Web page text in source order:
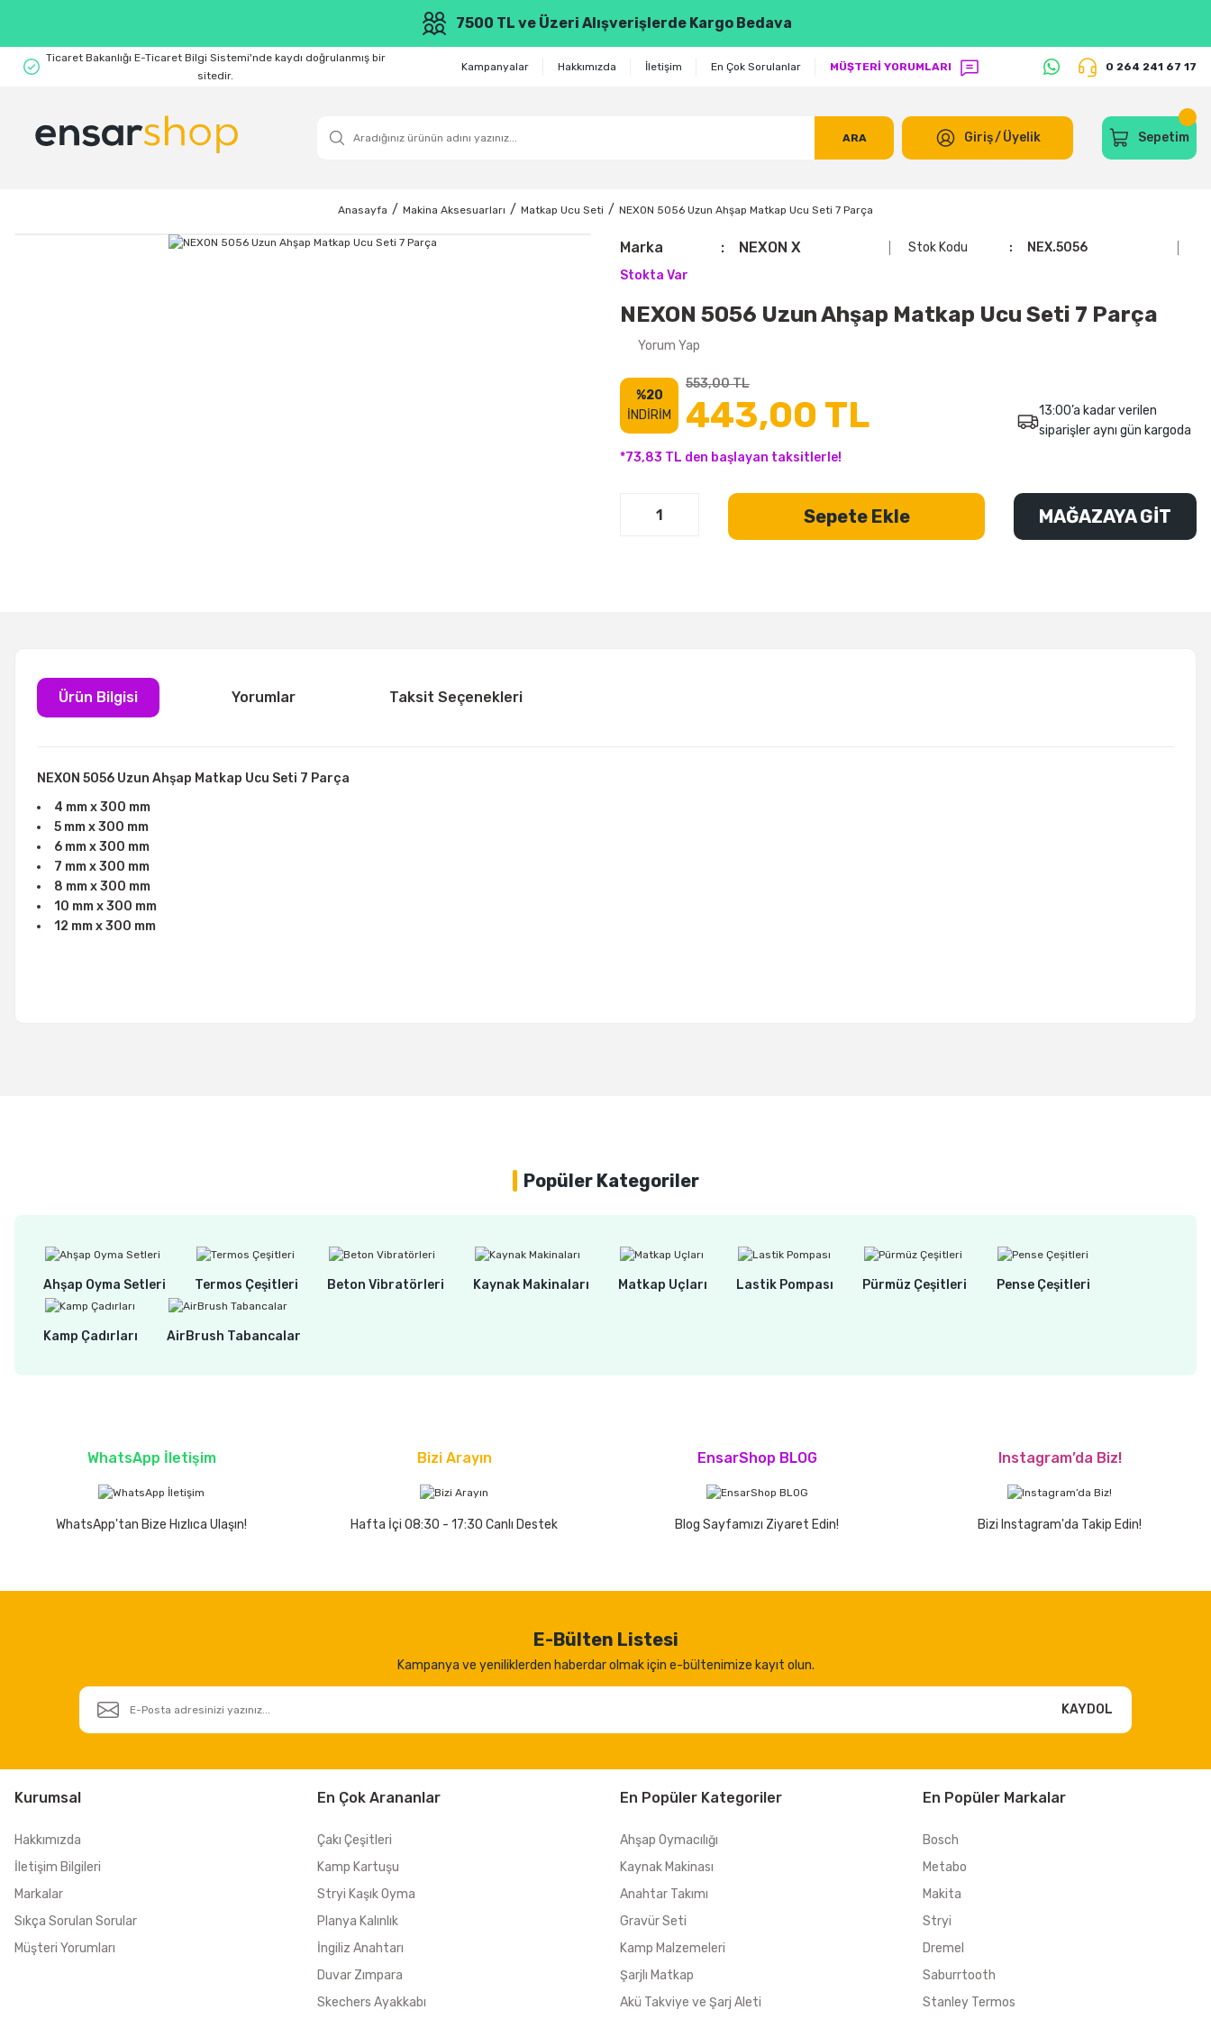
7500 TL ve Üzeri Alışverişlerde Kargo Bedava
Ticaret Bakanlığı E-Ticaret Bilgi Sistemi'nde kaydı doğrulanmış bir
sitedir.
Kampanyalar Hakkımızda İletişim En Çok Sorulanlar MÜŞTERİ YORUMLARI 0 264 241 67 17
ARA Giriş/Üyelik Sepetim
Anasayfa Makina Aksesuarları Matkap Ucu Seti NEXON 5056 Uzun Ahşap Matkap Ucu Seti 7 Parça
Marka NEXON X Stok Kodu
NEX.5056
Stokta Var
NEXON 5056 Uzun Ahşap Matkap Ucu Seti 7 Parça
Yorum Yap
%20
İNDİRİM
553,00 TL
443,00 TL
*73,83 TL den başlayan taksitlerle!
13:00’a kadar verilen
siparişler aynı gün kargoda
Sepete Ekle MAĞAZAYA GİT
Ürün Bilgisi Yorumlar Taksit Seçenekleri
NEXON 5056 Uzun Ahşap Matkap Ucu Seti 7 Parça
4 mm x 300 mm
5 mm x 300 mm
6 mm x 300 mm
7 mm x 300 mm
8 mm x 300 mm
10 mm x 300 mm
12 mm x 300 mm
Popüler Kategoriler
Ahşap Oyma Setleri Termos Çeşitleri Beton Vibratörleri Kaynak Makinaları Matkap Uçları Lastik Pompası Pürmüz Çeşitleri Pense Çeşitleri
Kamp Çadırları AirBrush Tabancalar
WhatsApp İletişim
WhatsApp'tan Bize Hızlıca Ulaşın!
Bizi Arayın
Hafta İçi 08:30 - 17:30 Canlı Destek
EnsarShop BLOG
Blog Sayfamızı Ziyaret Edin!
Instagram’da Biz!
Bizi Instagram'da Takip Edin!
E-Bülten Listesi
Kampanya ve yeniliklerden haberdar olmak için e-bültenimize kayıt olun.
KAYDOL
Kurumsal
Hakkımızda
İletişim Bilgileri
Markalar
Sıkça Sorulan Sorular
Müşteri Yorumları
En Çok Arananlar
Çakı Çeşitleri
Kamp Kartuşu
Stryi Kaşık Oyma
Planya Kalınlık
İngiliz Anahtarı
Duvar Zımpara
Skechers Ayakkabı
En Popüler Kategoriler
Ahşap Oymacılığı
Kaynak Makinası
Anahtar Takımı
Gravür Seti
Kamp Malzemeleri
Şarjlı Matkap
Akü Takviye ve Şarj Aleti
En Popüler Markalar
Bosch
Metabo
Makita
Stryi
Dremel
Saburrtooth
Stanley Termos